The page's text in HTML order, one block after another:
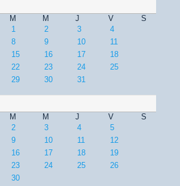
M M J V
S
1
2 3
4
8 9 10
11
15 16 17
18
22 23 24
25
29 30 31
M M J V
S
2 3 4
5
9 10 11
12
16 17 18
19
23 24 25
26
30